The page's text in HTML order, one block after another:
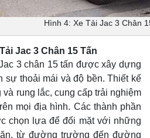
Hình 4: Xe Tải Jac 3 Chân
Jac 3 Chân 15 Tấn
3 chân 15 tấn được xây dựng
sự thoải mái và độ bền. Thiết kế
rung lắc, cung cấp trải nghiệm
mọi địa hình. Các thành phần
chọn lựa để đối mặt với những
từ đường trường đến đường